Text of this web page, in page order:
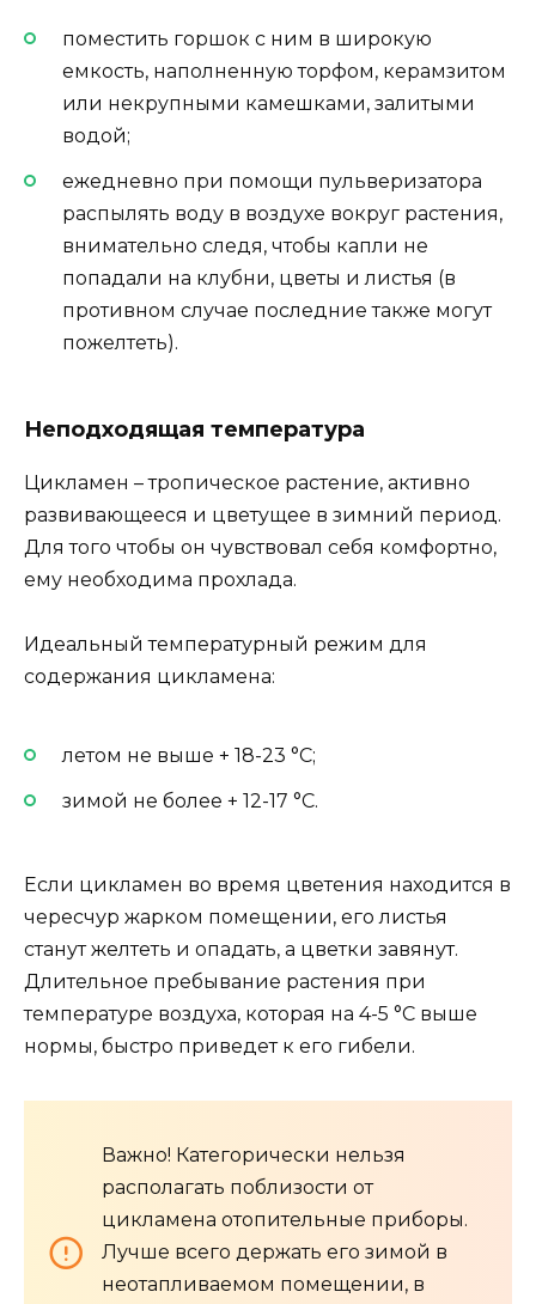
поместить горшок с ним в широкую
емкость, наполненную торфом, керамзитом
или некрупными камешками, залитыми
водой;
ежедневно при помощи пульверизатора
распылять воду в воздухе вокруг растения,
внимательно следя, чтобы капли не
попадали на клубни, цветы и листья (в
противном случае последние также могут
пожелтеть).
Неподходящая температура
Цикламен – тропическое растение, активно
развивающееся и цветущее в зимний период.
Для того чтобы он чувствовал себя комфортно,
ему необходима прохлада.
Идеальный температурный режим для
содержания цикламена:
летом не выше + 18-23 °С;
зимой не более + 12-17 °С.
Если цикламен во время цветения находится в
чересчур жарком помещении, его листья
станут желтеть и опадать, а цветки завянут.
Длительное пребывание растения при
температуре воздуха, которая на 4-5 °С выше
нормы, быстро приведет к его гибели.
Важно! Категорически нельзя
располагать поблизости от
цикламена отопительные приборы.
Лучше всего держать его зимой в
неотапливаемом помещении, в